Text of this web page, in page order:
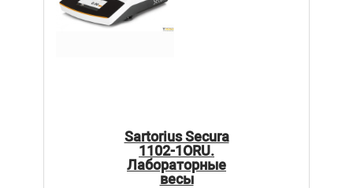
Sartorius Secura
1102-1ORU.
Лабораторные
весы